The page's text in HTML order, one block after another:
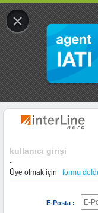
×
kullanıcı girişi
-
Üye olmak için formu
E-Posta :